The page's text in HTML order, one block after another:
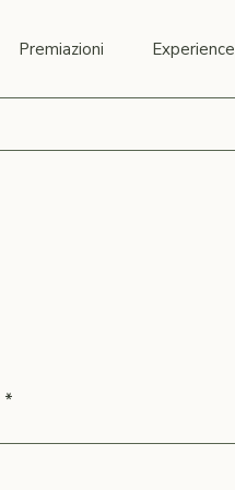
Premiazioni Experience
*